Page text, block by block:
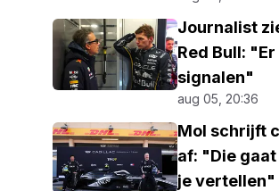
Journalist
Red Bull:
signalen"
aug 05, 20:36
Mol schrijft
af: "Die
je vertellen"